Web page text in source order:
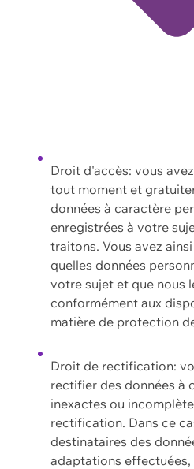
Droit d'accès: vous
tout moment et
données à caractère
enregistrées à votre
traitons. Vous avez
quelles données
votre sujet et que nous
conformément aux
matière de protection
Droit de rectification:
rectifier des données à
inexactes ou
rectification. Dans ce
destinataires des
adaptations effectuées,